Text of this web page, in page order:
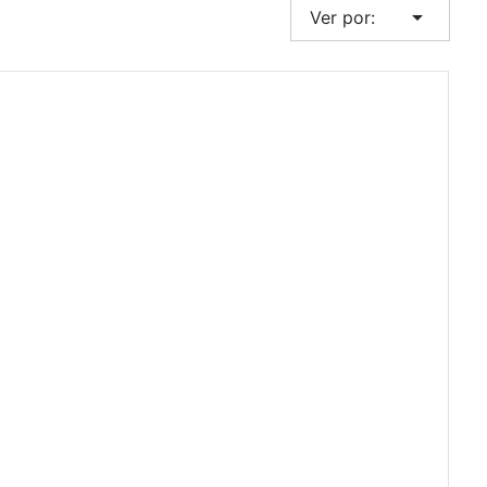
Ver por: arrow_drop_down